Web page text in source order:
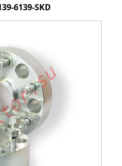
6139-SKD